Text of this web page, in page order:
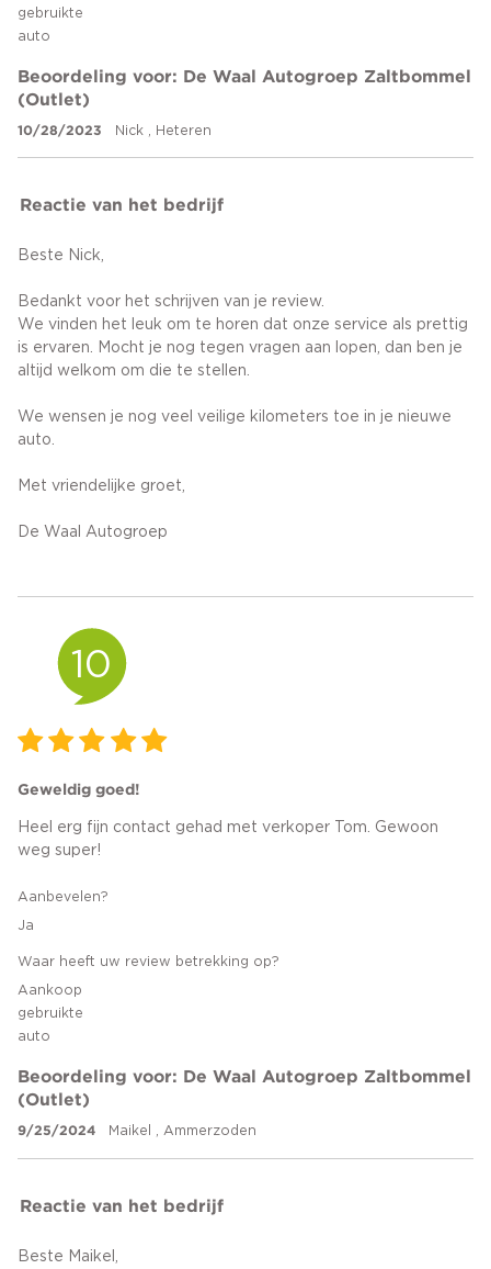
gebruikte
auto
Beoordeling voor: De Waal Autogroep Zaltbommel
(Outlet)
10/28/2023 Nick , Heteren
Reactie van het bedrijf
Beste Nick,
Bedankt voor het schrijven van je review.
We vinden het leuk om te horen dat onze service als prettig
is ervaren. Mocht je nog tegen vragen aan lopen, dan ben je
altijd welkom om die te stellen.
We wensen je nog veel veilige kilometers toe in je nieuwe
auto.
Met vriendelijke groet,
De Waal Autogroep
10
Geweldig goed!
Heel erg fijn contact gehad met verkoper Tom. Gewoon
weg super!
Aanbevelen?
Ja
Waar heeft uw review betrekking op?
Aankoop
gebruikte
auto
Beoordeling voor: De Waal Autogroep Zaltbommel
(Outlet)
9/25/2024 Maikel , Ammerzoden
Reactie van het bedrijf
Beste Maikel,